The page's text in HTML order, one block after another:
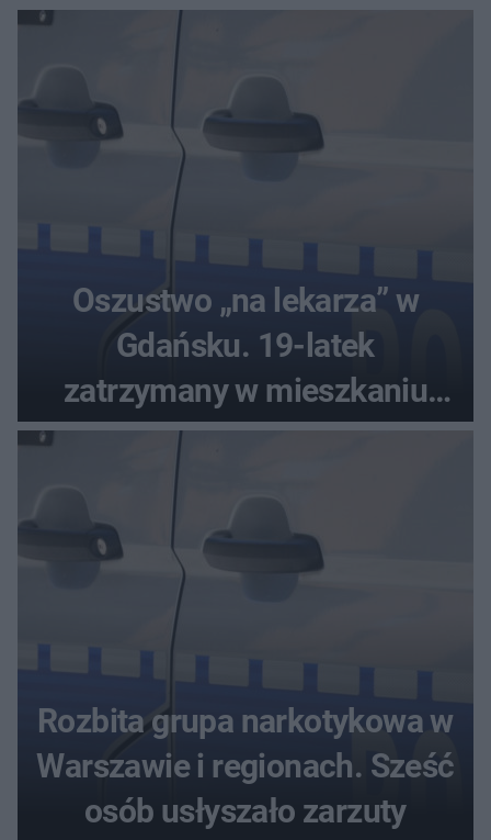
Oszustwo „na lekarza” w
Gdańsku. 19-latek
zatrzymany w mieszkaniu
seniora
Rozbita grupa narkotykowa w
Warszawie i regionach. Sześć
osób usłyszało zarzuty